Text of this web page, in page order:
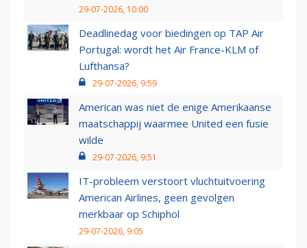
29-07-2026, 10:00
Deadlinedag voor biedingen op TAP Air
Portugal: wordt het Air France-KLM of
Lufthansa?
29-07-2026, 9:59
American was niet de enige Amerikaanse
maatschappij waarmee United een fusie
wilde
29-07-2026, 9:51
IT-probleem verstoort vluchtuitvoering
American Airlines, geen gevolgen
merkbaar op Schiphol
29-07-2026, 9:05